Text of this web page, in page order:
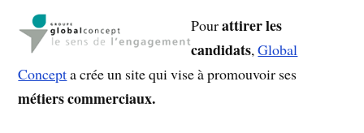
Pourattirer les
candidats,Global
Concepta crée un site qui vise à promouvoir ses
métiers commerciaux.